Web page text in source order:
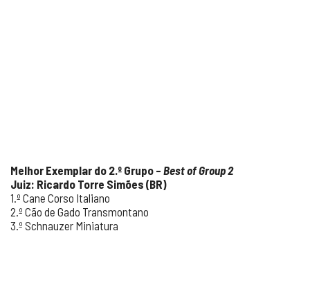
Melhor Exemplar do 2.º Grupo – Best of Group 2
Juiz: Ricardo Torre Simões (BR)
1.º Cane Corso Italiano
2.º Cão de Gado Transmontano
3.º Schnauzer Miniatura